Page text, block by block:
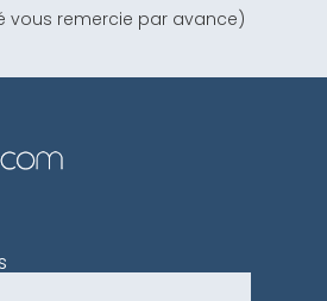
vous remercie par avance)